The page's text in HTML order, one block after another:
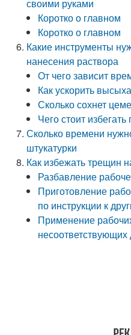
своими руками
Коротко о главном
Коротко о главном
Какие инструменты
нанесения раствора
От чего зависит
Как ускорить
Сколько сохнет
Чего стоит
Сколько времени
штукатурки
Как избежать трещин
Разбавление
Приготовление
по инструкции к
Применение